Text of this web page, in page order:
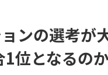
ンの選考が
位となるの